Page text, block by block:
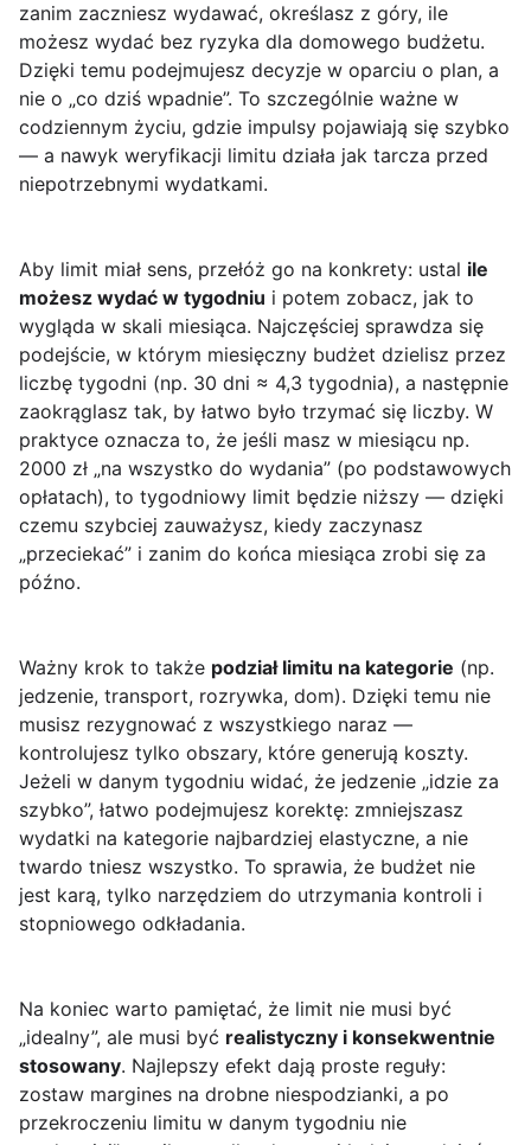
zanim zaczniesz wydawać, określasz z góry, ile
możesz wydać bez ryzyka dla domowego budżetu.
Dzięki temu podejmujesz decyzje w oparciu o plan, a
nie o „co dziś wpadnie”. To szczególnie ważne w
codziennym życiu, gdzie impulsy pojawiają się szybko
— a nawyk weryfikacji limitu działa jak tarcza przed
niepotrzebnymi wydatkami.
Aby limit miał sens, przełóż go na konkrety: ustal ile
możesz wydać w tygodniu i potem zobacz, jak to
wygląda w skali miesiąca. Najczęściej sprawdza się
podejście, w którym miesięczny budżet dzielisz przez
liczbę tygodni (np. 30 dni ≈ 4,3 tygodnia), a następnie
zaokrąglasz tak, by łatwo było trzymać się liczby. W
praktyce oznacza to, że jeśli masz w miesiącu np.
2000 zł „na wszystko do wydania” (po podstawowych
opłatach), to tygodniowy limit będzie niższy — dzięki
czemu szybciej zauważysz, kiedy zaczynasz
„przeciekać” i zanim do końca miesiąca zrobi się za
późno.
Ważny krok to także podział limitu na kategorie (np.
jedzenie, transport, rozrywka, dom). Dzięki temu nie
musisz rezygnować z wszystkiego naraz —
kontrolujesz tylko obszary, które generują koszty.
Jeżeli w danym tygodniu widać, że jedzenie „idzie za
szybko”, łatwo podejmujesz korektę: zmniejszasz
wydatki na kategorie najbardziej elastyczne, a nie
twardo tniesz wszystko. To sprawia, że budżet nie
jest karą, tylko narzędziem do utrzymania kontroli i
stopniowego odkładania.
Na koniec warto pamiętać, że limit nie musi być
„idealny”, ale musi być realistyczny i konsekwentnie
stosowany. Najlepszy efekt dają proste reguły:
zostaw margines na drobne niespodzianki, a po
przekroczeniu limitu w danym tygodniu nie